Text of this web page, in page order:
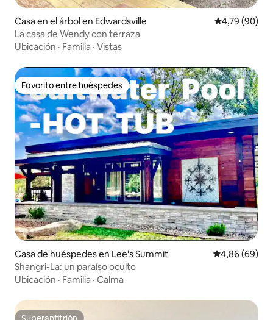
Casa en el árbol en Edwardsville Calificación
4,79 (90)
La casa de Wendy con terraza
Ubicación · Familia · Vistas
Favorito entre huéspedes
Favorito entre huéspedes
Casa de huéspedes en Lee's Summit Calificación
4,86 (69)
Shangri-La: un paraíso oculto
Ubicación · Familia · Calma